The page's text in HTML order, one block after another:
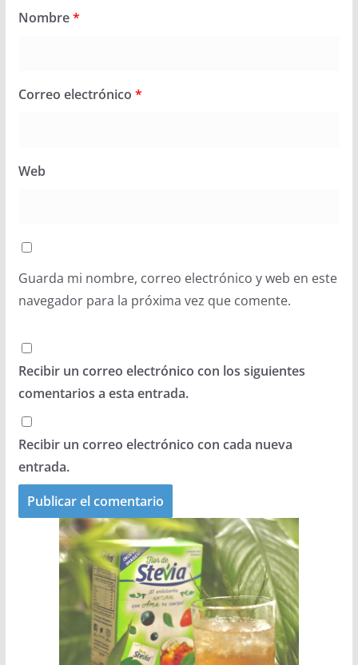
Nombre*
Correo electrónico *
Web
Guarda mi nombre, correo electrónico y web en este
navegador para la próxima vez que comente.
Recibir un correo electrónico con los siguientes
comentarios a esta entrada.
Recibir un correo electrónico con cada nueva
entrada.